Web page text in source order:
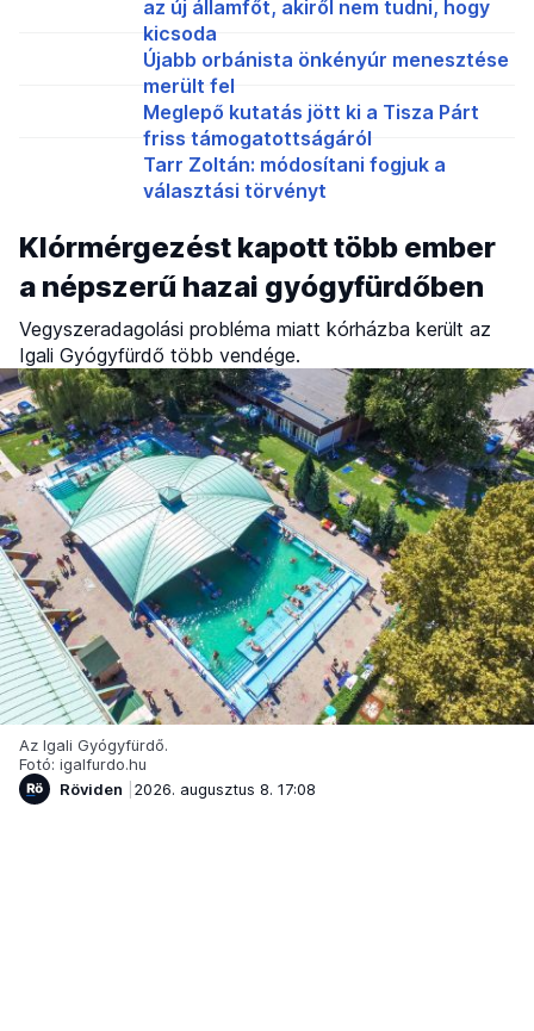
az új államfőt, akiről nem tudni, hogy
kicsoda
Újabb orbánista önkényúr menesztése
merült fel
Meglepő kutatás jött ki a Tisza Párt
friss támogatottságáról
Tarr Zoltán: módosítani fogjuk a
választási törvényt
Klórmérgezést kapott több ember
a népszerű hazai gyógyfürdőben
Vegyszeradagolási probléma miatt kórházba került az
Igali Gyógyfürdő több vendége.
Az Igali Gyógyfürdő.
Fotó: igalfurdo.hu
Röviden
2026. augusztus 8. 17:08